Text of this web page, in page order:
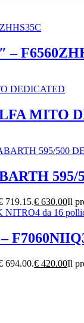
MITO
595/
719.15.€ 630.00Il
694.00.€ 420.00Il